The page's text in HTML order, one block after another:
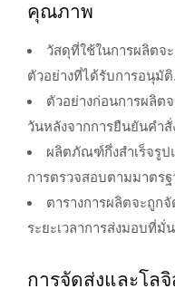
คุณภาพ
วัสดุที่ใช้ในการผลิตจ
ตัวอย่างที่ได้รับการอนุมัติ.
ตัวอย่างก่อนการผลิต
วันหลังจากการยืนยันคำสั่
ผลิตภัณฑ์กึ่งสำเร็จรู
การตรวจสอบตามมาตร
ตารางการผลิตจะถูก
ระยะเวลาการส่งมอบที่มั่
การจัดส่งและโล